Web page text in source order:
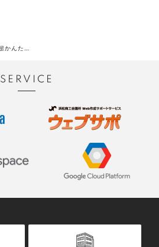
超かんたん解説！2022年度版 IT導入補助金のコト
SERVICE